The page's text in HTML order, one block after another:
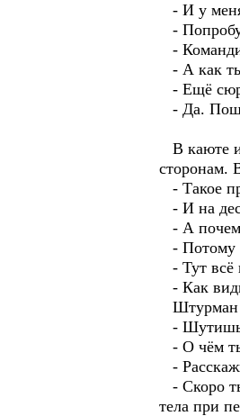
- И у
-
-
- А как ты
- Ещё
- Да.
В каюте
сторонам.
- Такое
- И на
- А
- Потому
- Тут всё
- Как
Штурман
- Шутишь!
- О чём
-
- Скоро
тела при